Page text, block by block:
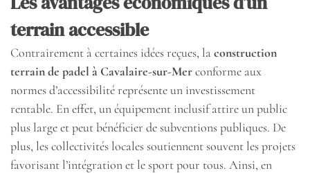
terrain accessible
Contrairement à certaines idées reçues, laconstruction
terrain de padel à Cavalaire-sur-Merconforme aux
normes d’accessibilité représente un investissement
rentable. En effet, un équipement inclusif attire un public
plus large et peut bénéficier de subventions publiques. De
plus, les collectivités locales soutiennent souvent les projets
favorisant l’intégration et le sport pour tous. Ainsi, en